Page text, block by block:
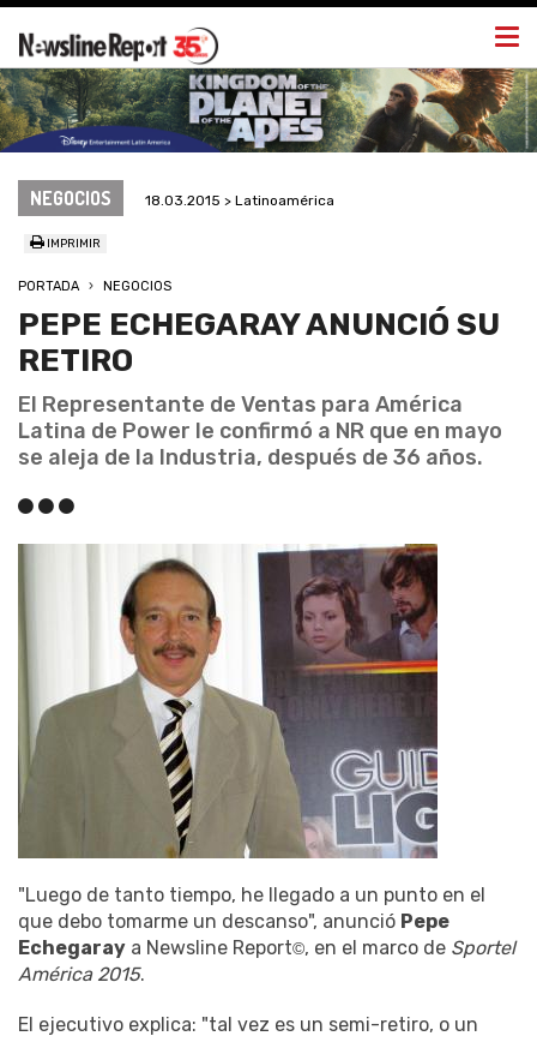
NEGOCIOS 18.03.2015 > Latinoamérica
IMPRIMIR
PORTADA NEGOCIOS
PEPE ECHEGARAY ANUNCIÓ SU
RETIRO
El Representante de Ventas para América
Latina de Power le confirmó a NR que en mayo
se aleja de la Industria, después de 36 años.
"Luego de tanto tiempo, he llegado a un punto en el
que debo tomarme un descanso", anunció Pepe
Echegaray a Newsline Report©, en el marco de Sportel
América 2015.
El ejecutivo explica: "tal vez es un semi-retiro, o un